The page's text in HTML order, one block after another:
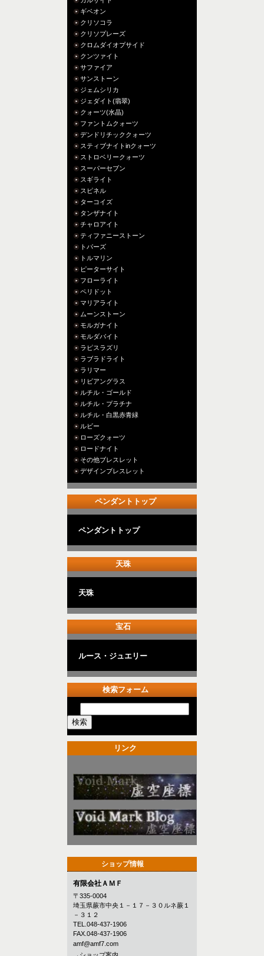
ギベオン
クリソコラ
クリソプレーズ
クロムダイオプサイド
クンツァイト
サファイア
サンストーン
ジェムシリカ
ジェダイト(翡翠)
クォーツ(水晶)
ファントムクォーツ
デンドリチッククォーツ
スティブナイトinクォーツ
ストロベリークォーツ
スーパーセブン
スギライト
スピネル
ターコイズ
タンザナイト
チャロアイト
ティファニーストーン
トパーズ
トルマリン
ピーターサイト
フローライト
ペリドット
マリアライト
ムーンストーン
モルガナイト
モルダバイト
ラピスラズリ
ラブラドライト
ラリマー
リビアングラス
ルチル・ゴールド
ルチル・プラチナ
ルチル・白黒赤青緑
ルビー
ローズクォーツ
ロードナイト
その他ブレスレット
デザインブレスレット
ペンダントトップ
ペンダントトップ
天珠
天珠
宝石
ルース・ジュエリー
検索フォーム
リンク
ショップ情報
有限会社ＡＭＦ
〒335-0004
埼玉県蕨市中央１－１７－３０ルネ蕨１
－３１２
TEL.048-437-1906
FAX.048-437-1906
amf@amf7.com
→ショップ案内